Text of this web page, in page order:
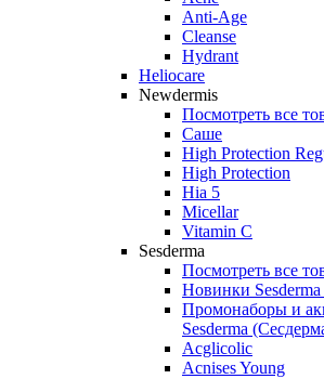
Anti‑Age
Cleanse
Hydrant
Heliocare
Newdermis
Посмотреть все
Саше
High Protection
High Protection
Hia 5
Micellar
Vitamin C
Sesderma
Посмотреть все
Новинки Sesderma
Промонаборы и
Sesderma
Acglicolic
Acnises Young